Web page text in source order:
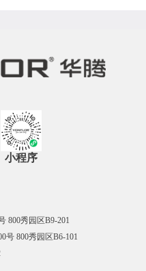
小程序
800秀园区B9-201
号 800秀园区B6-101